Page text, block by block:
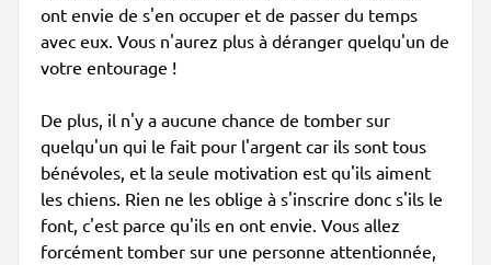
ont envie de s'en occuper et de passer du temps
avec eux. Vous n'aurez plus à déranger quelqu'un de
votre entourage !
De plus, il n'y a aucune chance de tomber sur
quelqu'un qui le fait pour l'argent car ils sont tous
bénévoles, et la seule motivation est qu'ils aiment
les chiens. Rien ne les oblige à s'inscrire donc s'ils le
font, c'est parce qu'ils en ont envie. Vous allez
forcément tomber sur une personne attentionnée,